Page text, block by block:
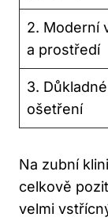
2. Moderní
a prostředí
3.
ošetření
Na zubní
celkově
velmi